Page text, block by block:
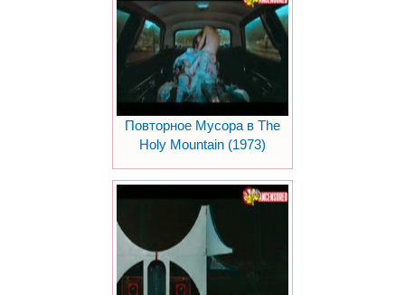
Повторное Мусора в The
Holy Mountain (1973)